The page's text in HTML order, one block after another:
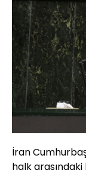
İran
halk